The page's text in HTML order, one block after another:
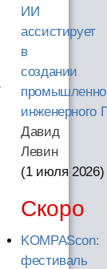
ИИ
ассистирует
в
создании
инженерного
Давид
Левин
(1 июля 2026)
Скоро
KOMPAScon:
фестиваль